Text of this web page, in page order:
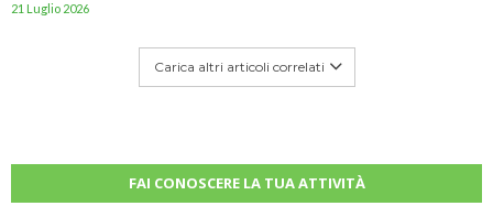
21 Luglio 2026
Carica altri articoli correlati
FAI CONOSCERE LA TUA ATTIVITÀ